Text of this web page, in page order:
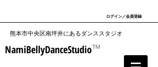
ログイン／会員登録
​熊本市中央区南坪井にあるダンススタジオ
NamiBellyDanceStudioTM